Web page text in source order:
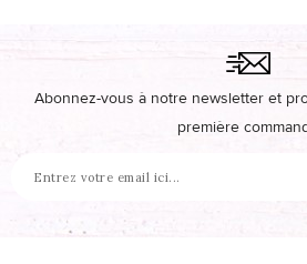
Abonnez-vous à notre newsletter et
première